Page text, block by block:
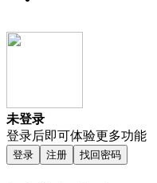
未登录
登录后即可体验更多功能
登录 注册 找回密码